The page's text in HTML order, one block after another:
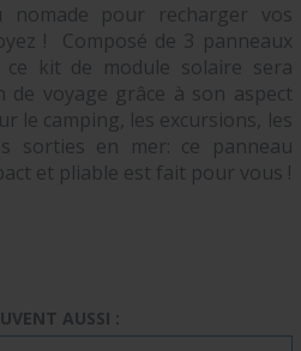
nomade pour recharger vos
! Composé de 3 panneaux
ce kit de module solaire sera
voyage grâce à son aspect
le camping, les excursions, les
sorties en mer: ce panneau
et pliable est fait pour vous !
AUSSI :